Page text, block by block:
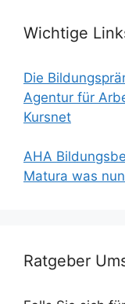
Wichtige
Die
Agentur für
Kursnet
AHA
Matura was
Ratgeber